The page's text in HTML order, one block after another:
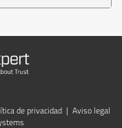
de privacidad | Aviso legal